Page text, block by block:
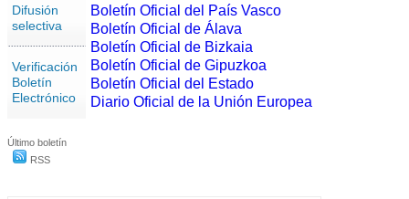
Difusión
selectiva
Verificación
Boletín
Electrónico
Último boletín
RSS
Boletín Oficial del País Vasco
Boletín Oficial de Álava
Boletín Oficial de Bizkaia
Boletín Oficial de Gipuzkoa
Boletín Oficial del Estado
Diario Oficial de la Unión Europea